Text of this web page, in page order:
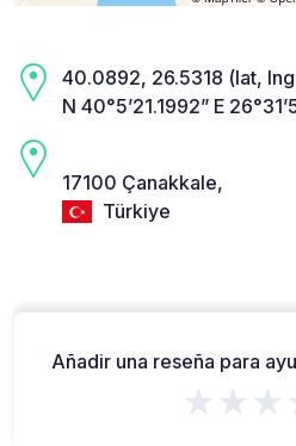
40.0892, 26.5318 (lat,
N 40°5’21.1992” E
17100 Çanakkale,
Türkiye
Añadir una reseña para